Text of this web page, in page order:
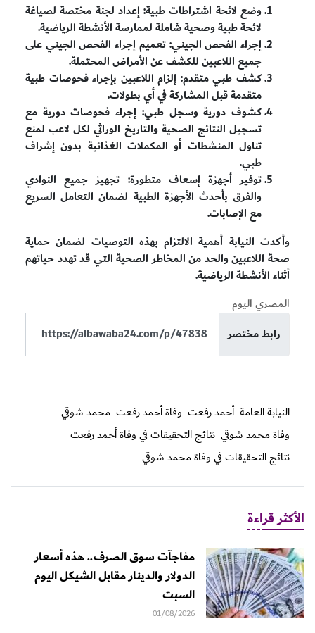
وضع لائحة اشتراطات طبية: إعداد لجنة مختصة لصياغة
لائحة طبية وصحية شاملة لممارسة الأنشطة الرياضية.
إجراء الفحص الجيني: تعميم إجراء الفحص الجيني على
جميع اللاعبين للكشف عن الأمراض المحتملة.
كشف طبي متقدم: إلزام اللاعبين بإجراء فحوصات طبية
متقدمة قبل المشاركة في أي بطولات.
كشوف دورية وسجل طبي: إجراء فحوصات دورية مع
تسجيل النتائج الصحية والتاريخ الوراثي لكل لاعب لمنع
تناول المنشطات أو المكملات الغذائية بدون إشراف
طبي.
توفير أجهزة إسعاف متطورة: تجهيز جميع النوادي
والفرق بأحدث الأجهزة الطبية لضمان التعامل السريع
مع الإصابات.
وأكدت النيابة أهمية الالتزام بهذه التوصيات لضمان حماية
صحة اللاعبين والحد من المخاطر الصحية التي قد تهدد حياتهم
أثناء الأنشطة الرياضية.
المصري اليوم
رابط مختصر
النيابة العامة أحمد رفعت وفاة أحمد رفعت محمد شوقي
وفاة محمد شوقي نتائج التحقيقات في وفاة أحمد رفعت
نتائج التحقيقات في وفاة محمد شوقي
الأكثر قراءة
مفاجآت سوق الصرف.. هذه أسعار
الدولار والدينار مقابل الشيكل اليوم
السبت
01/08/2026